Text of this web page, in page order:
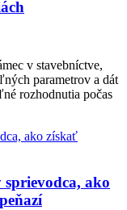
v stavebníctve,
parametrov a dát
rozhodnutia počas
ako